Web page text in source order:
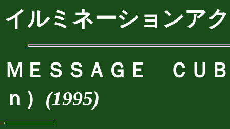
イルミネーションア
ＭＥＳＳＡＧＥ ＣＵ
ｎ） (1995)